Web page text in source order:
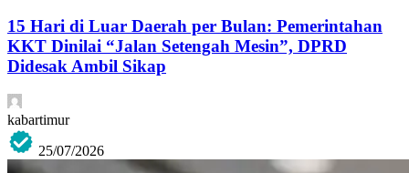
15 Hari di Luar Daerah per Bulan: Pemerintahan
KKT Dinilai “Jalan Setengah Mesin”, DPRD
Didesak Ambil Sikap
kabartimur
25/07/2026